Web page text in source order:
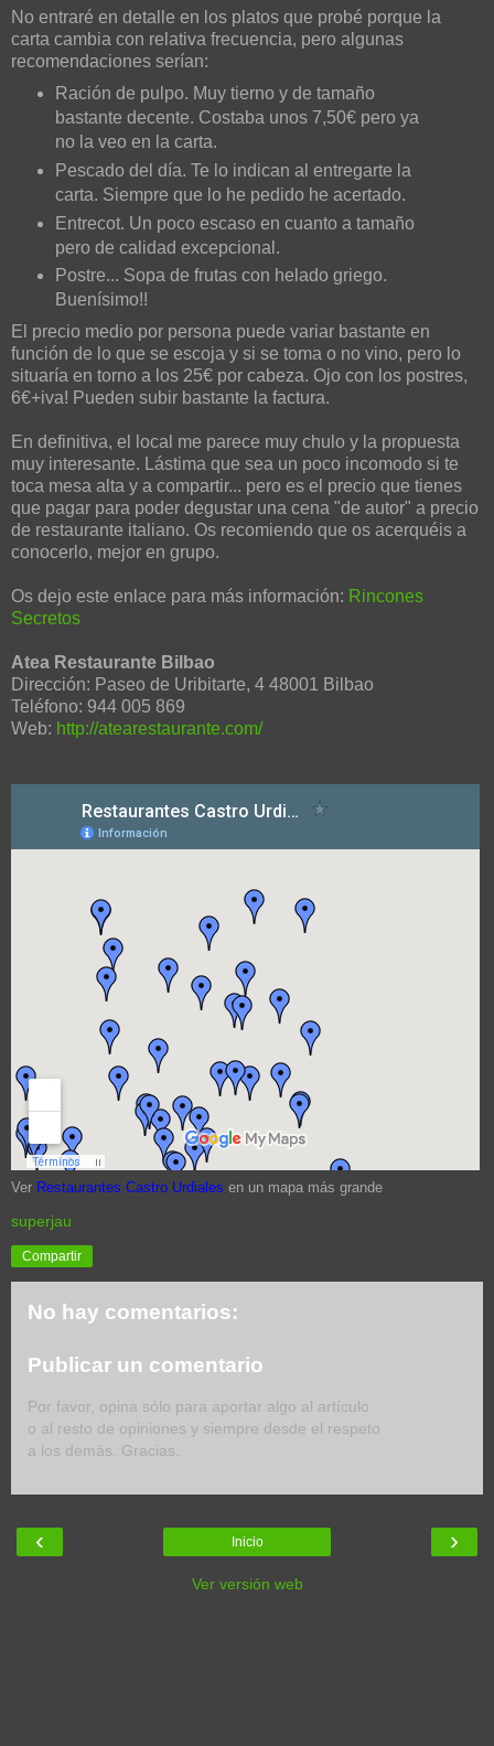
No entraré en detalle en los platos que probé porque la
carta cambia con relativa frecuencia, pero algunas
recomendaciones serían:
Ración de pulpo. Muy tierno y de tamaño
bastante decente. Costaba unos 7,50€ pero ya
no la veo en la carta.
Pescado del día. Te lo indican al entregarte la
carta. Siempre que lo he pedido he acertado.
Entrecot. Un poco escaso en cuanto a tamaño
pero de calidad excepcional.
Postre... Sopa de frutas con helado griego.
Buenísimo!!
El precio medio por persona puede variar bastante en
función de lo que se escoja y si se toma o no vino, pero lo
situaría en torno a los 25€ por cabeza. Ojo con los postres,
6€+iva! Pueden subir bastante la factura.
En definitiva, el local me parece muy chulo y la propuesta
muy interesante. Lástima que sea un poco incomodo si te
toca mesa alta y a compartir... pero es el precio que tienes
que pagar para poder degustar una cena "de autor" a precio
de restaurante italiano. Os recomiendo que os acerquéis a
conocerlo, mejor en grupo.
Os dejo este enlace para más información: Rincones
Secretos
Atea Restaurante Bilbao
Dirección: Paseo de Uribitarte, 4 48001 Bilbao
Teléfono: 944 005 869
Web: http://atearestaurante.com/
Ver Restaurantes Castro Urdiales en un mapa más grande
superjau
Compartir
No hay comentarios:
Publicar un comentario
Por favor, opina sólo para aportar algo al artículo
o al resto de opiniones y siempre desde el respeto
a los demás. Gracias.
‹ ›
Inicio
Ver versión web